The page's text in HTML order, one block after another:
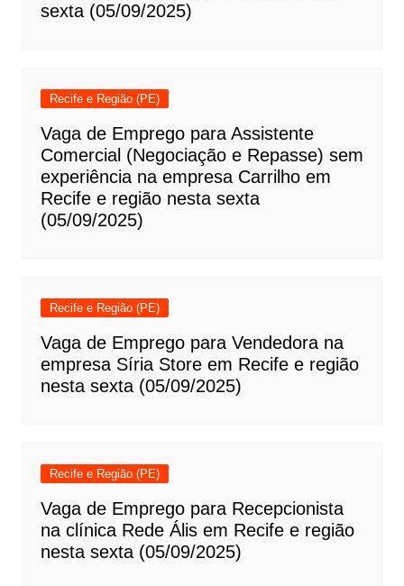
sexta (05/09/2025)
Recife e Região (PE)
Vaga de Emprego para Assistente
Comercial (Negociação e Repasse) sem
experiência na empresa Carrilho em
Recife e região nesta sexta
(05/09/2025)
Recife e Região (PE)
Vaga de Emprego para Vendedora na
empresa Síria Store em Recife e região
nesta sexta (05/09/2025)
Recife e Região (PE)
Vaga de Emprego para Recepcionista
na clínica Rede Ális em Recife e região
nesta sexta (05/09/2025)